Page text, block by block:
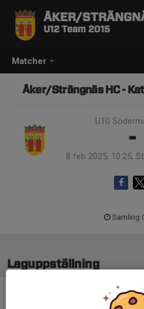
Matcher
ÅKER/
U12 Team 2015
Åker/Strängnäs HC -
U10
-
8 feb 2025, 10:25,
Samling
Laguppställning
Ingen